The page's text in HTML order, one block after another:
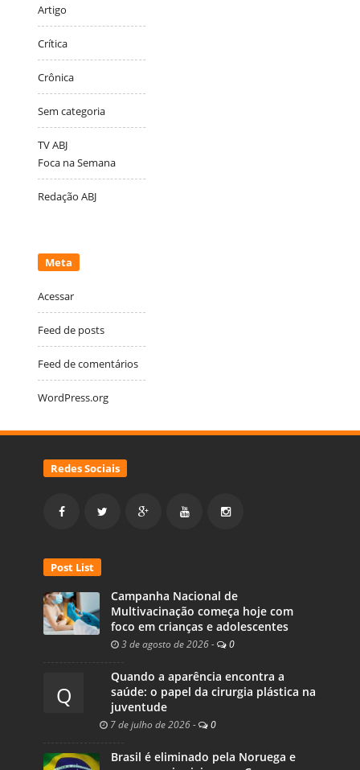
Artigo
Crítica
Crônica
Sem categoria
TV ABJ
Foca na Semana
Redação ABJ
Meta
Acessar
Feed de posts
Feed de comentários
WordPress.org
Redes Sociais
Post List
Campanha Nacional de
Multivacinação começa hoje com
foco em crianças e adolescentes
3 de agosto de 2026 - 0
Q
Quando a aparência encontra a
saúde: o papel da cirurgia plástica na
juventude
7 de julho de 2026 - 0
Brasil é eliminado pela Noruega e